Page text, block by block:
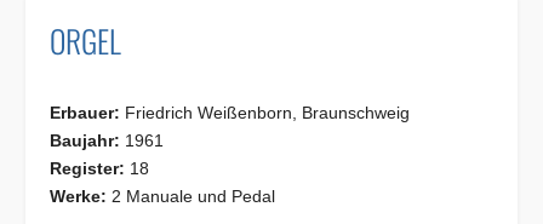
ORGEL
Erbauer: Friedrich Weißenborn, Braunschweig
Baujahr: 1961
Register: 18
Werke: 2 Manuale und Pedal